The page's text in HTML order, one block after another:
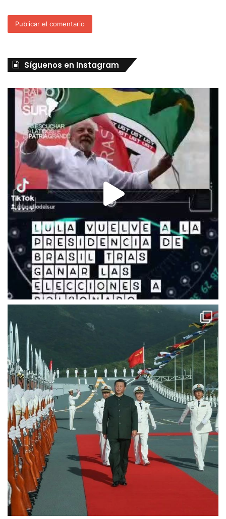
Síguenos en Instagram